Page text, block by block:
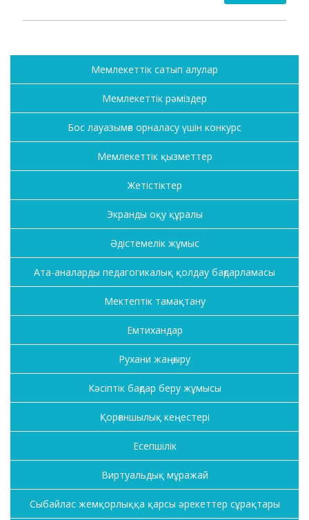
Мемлекеттік сатып алулар
Мемлекеттік рәміздер
Бос лауазымға орналасу үшін конкурс
Мемлекеттік қызметтер
Жетістіктер
Экранды оқу құралы
Әдістемелік жұмыс
Ата-аналарды педагогикалық қолдау бағдарламасы
Мектептік тамақтану
Емтихандар
Рухани жаңғыру
Кәсіптік бағдар беру жұмысы
Қорғаншылық кеңестері
Есепшілік
Виртуальдық мұражай
Сыбайлас жемқорлыққа қарсы әрекеттер сұрақтары